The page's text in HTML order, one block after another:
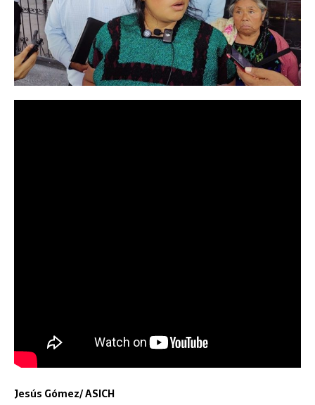
Jesús Gómez/ ASICH